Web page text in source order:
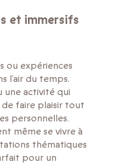
et immersifs
ou expériences
l’air du temps.
une activité qui
faire plaisir tout
personnelles.
même se vivre à
thématiques
pour un